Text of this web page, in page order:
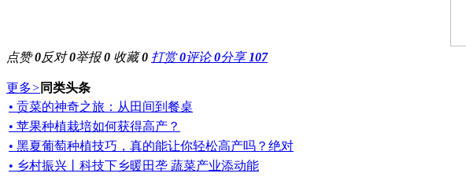
点赞0反对0举报0 收藏0 打赏0评论0分享 107
更多> 同类头条
• 贡菜的神奇之旅：从田间到餐桌
• 苹果种植栽培如何获得高产？
• 黑夏葡萄种植技巧，真的能让你轻松高产吗？绝对
• 乡村振兴丨科技下乡暖田垄 蔬菜产业添动能